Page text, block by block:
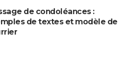
de condoléances :
de textes et modèle de